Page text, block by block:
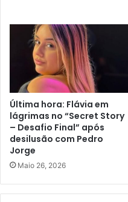
Última hora: Flávia em
lágrimas no “Secret Story
– Desafio Final” após
desilusão com Pedro
Jorge
Maio 26, 2026